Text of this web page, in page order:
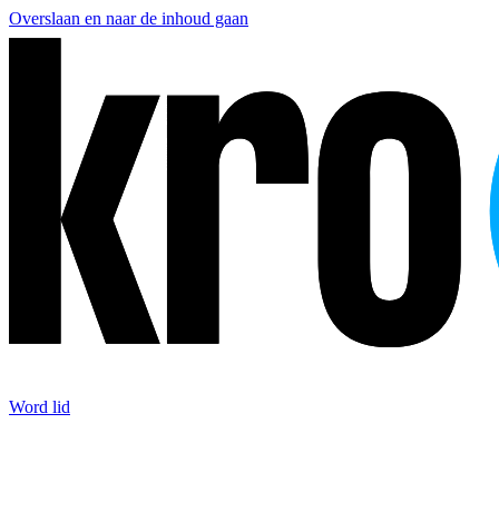
Overslaan en naar de inhoud gaan
Word lid